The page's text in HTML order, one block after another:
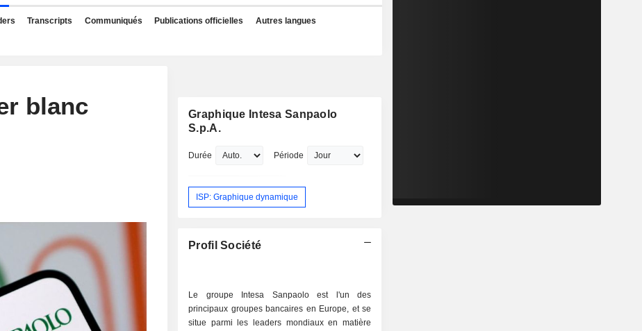
Transcripts Communiqués Publications officielles Autres langues
blanc
Graphique Intesa Sanpaolo
S.p.A.
Durée Période
ISP: Graphique dynamique
Profil Société
Le groupe Intesa Sanpaolo est l'un des
principaux groupes bancaires en Europe, et se
situe parmi les leaders mondiaux en matière